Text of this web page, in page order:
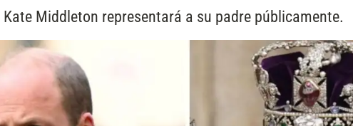
Kate Middleton representará a su padre públicamente.